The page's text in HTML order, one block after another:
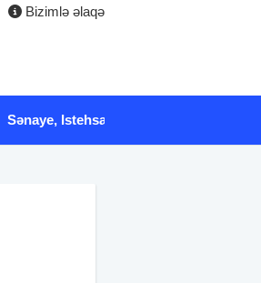
Bizimlə əlaqə
Sənaye, Istehsalat